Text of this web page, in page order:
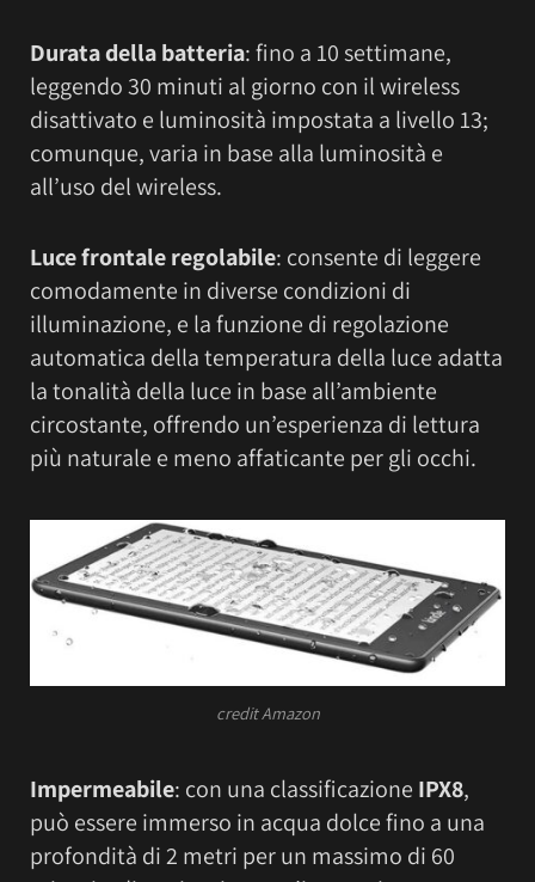
Durata della batteria: fino a 10 settimane,
leggendo 30 minuti al giorno con il wireless
disattivato e luminosità impostata a livello 13;
comunque, varia in base alla luminosità e
all’uso del wireless.
Luce frontale regolabile: consente di leggere
comodamente in diverse condizioni di
illuminazione, e la funzione di regolazione
automatica della temperatura della luce adatta
la tonalità della luce in base all’ambiente
circostante, offrendo un’esperienza di lettura
più naturale e meno affaticante per gli occhi.
credit Amazon
Impermeabile: con una classificazione IPX8,
può essere immerso in acqua dolce fino a una
profondità di 2 metri per un massimo di 60